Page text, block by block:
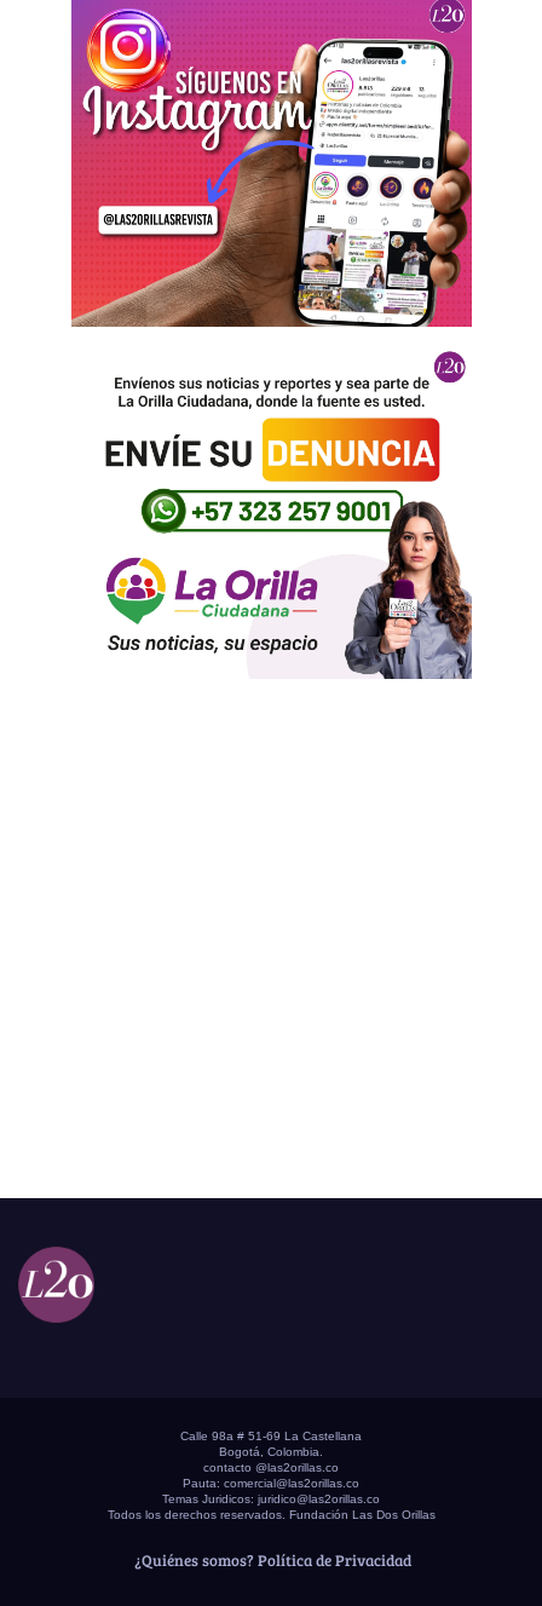
Calle 98a # 51-69 La Castellana
Bogotá, Colombia.
contacto @las2orillas.co
Pauta: comercial@las2orillas.co
Temas Juridicos: juridico@las2orillas.co
Todos los derechos reservados. Fundación Las Dos Orillas
¿Quiénes somos? Política de Privacidad